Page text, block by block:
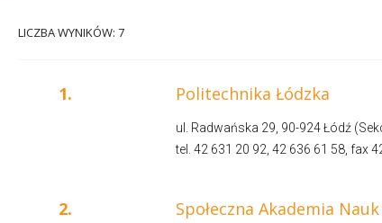
LICZBA WYNIKÓW: 7
1. Politechnika Łódzka
ul. Radwańska 29, 90-924 Łódź
tel. 42 631 20 92, 42 636 61 58, fax
2. Społeczna Akademia